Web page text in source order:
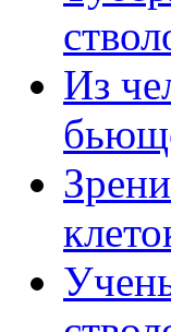
Из